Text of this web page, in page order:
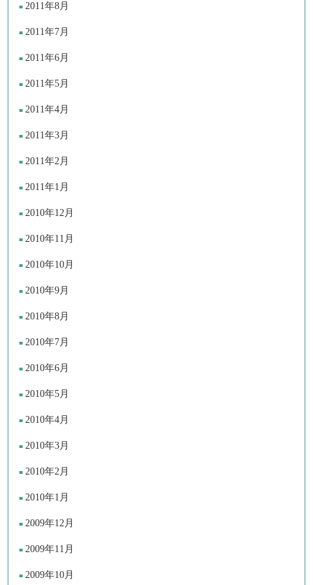
2011年8月
2011年7月
2011年6月
2011年5月
2011年4月
2011年3月
2011年2月
2011年1月
2010年12月
2010年11月
2010年10月
2010年9月
2010年8月
2010年7月
2010年6月
2010年5月
2010年4月
2010年3月
2010年2月
2010年1月
2009年12月
2009年11月
2009年10月